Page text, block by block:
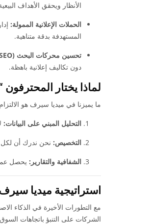
الأنظار ويحقق الأهداف
الحملات الإعلانية الممولة:
المستهدفة بدقة متناهية.
تحسين محركات البحث (SEO):
دون تكاليف إعلانية باهظة.
لماذا يختار
ما يميزنا في ميديا سيرف هو
التحليل المبني على البيانات:
التخصيص: نحن ندرك أن
الشفافية والتقارير: يحصل
استراتيجية ميديا سيرف
مع التطورات الأخيرة في الذكاء
الشركات على التنبؤ باتجاهات